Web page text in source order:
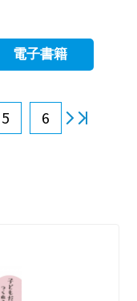
電子書籍
5 6